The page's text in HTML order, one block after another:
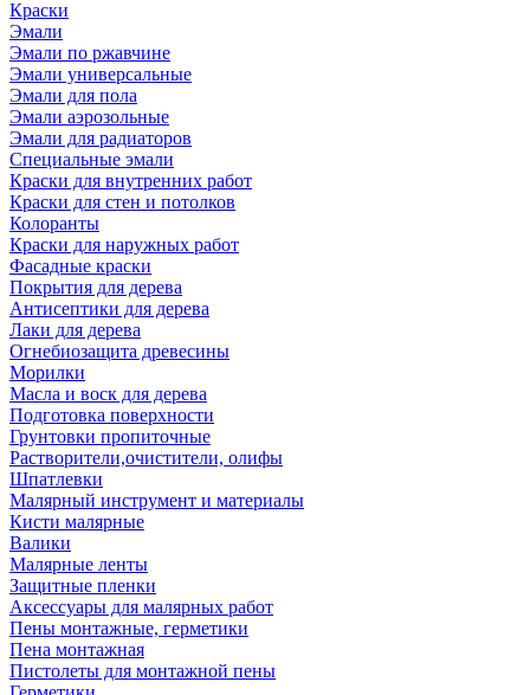
Краски
Эмали
Эмали по ржавчине
Эмали универсальные
Эмали для пола
Эмали аэрозольные
Эмали для радиаторов
Специальные эмали
Краски для внутренних работ
Краски для стен и потолков
Колоранты
Краски для наружных работ
Фасадные краски
Покрытия для дерева
Антисептики для дерева
Лаки для дерева
Огнебиозащита древесины
Морилки
Масла и воск для дерева
Подготовка поверхности
Грунтовки пропиточные
Растворители,очистители, олифы
Шпатлевки
Малярный инструмент и материалы
Кисти малярные
Валики
Малярные ленты
Защитные пленки
Аксессуары для малярных работ
Пены монтажные, герметики
Пена монтажная
Пистолеты для монтажной пены